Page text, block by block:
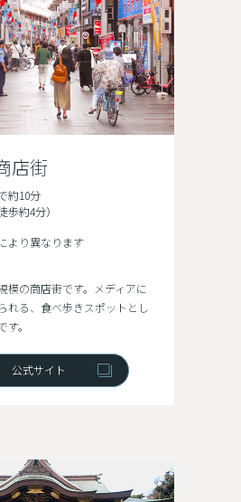
店街
約10分
約4分）
より異なります
模の商店街です。メディアに
れる、食べ歩きスポットとし
。
公式サイト